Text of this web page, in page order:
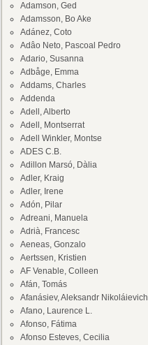
Adamson, Ged
Adamsson, Bo Ake
Adánez, Coto
Adâo Neto, Pascoal Pedro
Adario, Susanna
Adbåge, Emma
Addams, Charles
Addenda
Adell, Alberto
Adell, Montserrat
Adell Winkler, Montse
ADES C.B.
Adillon Marsó, Dàlia
Adler, Kraig
Adler, Irene
Adón, Pilar
Adreani, Manuela
Adrià, Francesc
Aeneas, Gonzalo
Aertssen, Kristien
AF Venable, Colleen
Afán, Tomás
Afanásiev, Aleksandr Nikoláievich
Afano, Laurence L.
Afonso, Fátima
Afonso Esteves, Cecilia